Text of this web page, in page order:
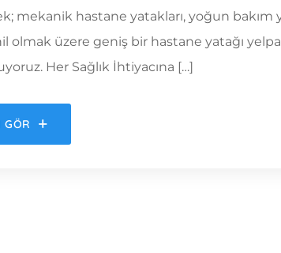
mekanik hastane yatakları, yoğun bakım
olmak üzere geniş bir hastane yatağı
Her Sağlık İhtiyacına […]
GÖR